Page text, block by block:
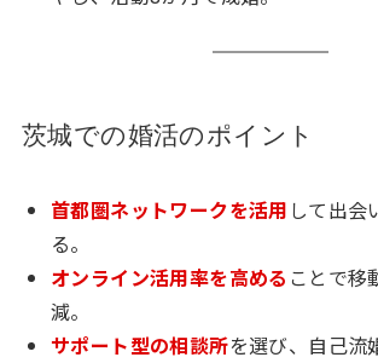
茨城での婚活のポイント
首都圏ネットワークを活用 して出会
る。
オンライン活用率を高める ことで移
減。
サポート型の相談所を選び、自己流